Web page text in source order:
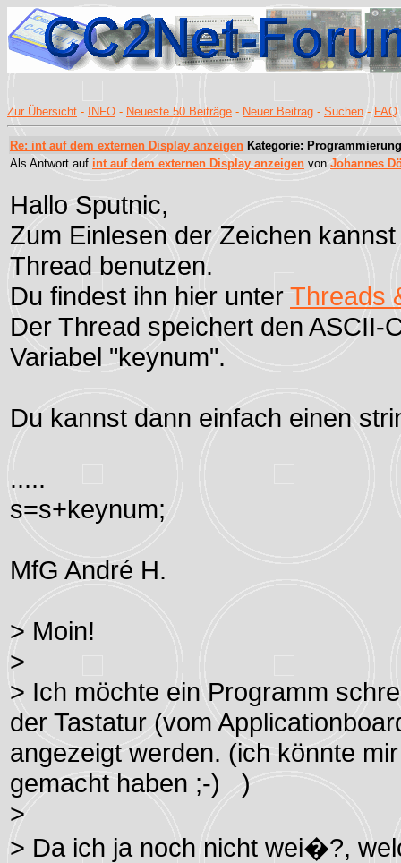
Zur Übersicht - INFO - Neueste 50 Beiträge - Neuer Beitrag - Suchen - FAQ
Re: int auf dem externen Display anzeigen Kategorie: Programmierung
Als Antwort auf int auf dem externen Display anzeigen von Johannes
Hallo Sputnic,
Zum Einlesen der Zeichen
Thread benutzen.
Du findest ihn hier unter Threads
Der Thread speichert den ASCII-
Variabel "keynum".
Du kannst dann einfach einen
.....
s=s+keynum;
MfG André H.
> Moin!
>
> Ich möchte ein Programm
der Tastatur (vom
angezeigt werden. (ich könnte
gemacht haben ;-) )
>
> Da ich ja noch nicht wei�?,